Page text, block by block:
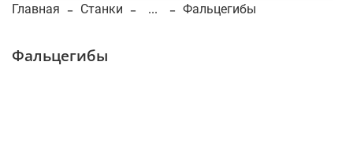
Главная Станки ... Фальцегибы
Фальцегибы